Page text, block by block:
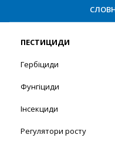
ПЕСТИЦИДИ
Гербіциди
Фунгіциди
Інсекциди
Регулятори росту